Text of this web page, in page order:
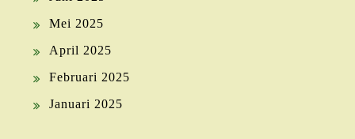
Mei 2025
April 2025
Februari 2025
Januari 2025